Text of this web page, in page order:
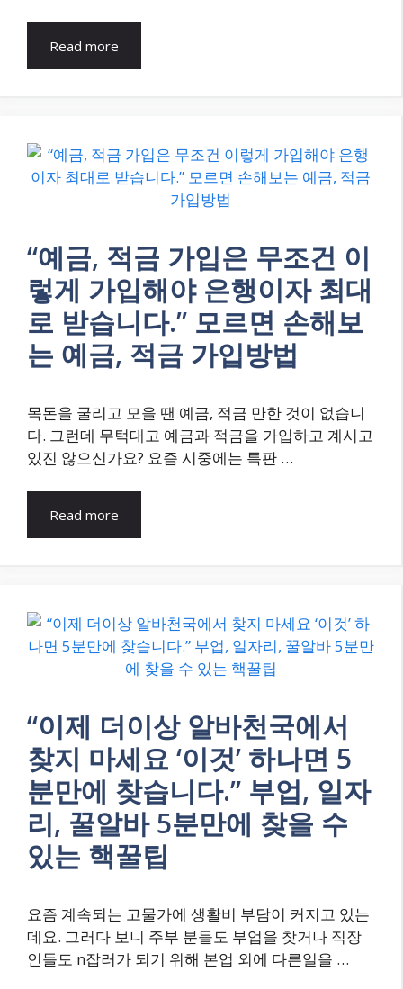
Read more
“예금, 적금 가입은 무조건 이
렇게 가입해야 은행이자 최대
로 받습니다.” 모르면 손해보
는 예금, 적금 가입방법
목돈을 굴리고 모을 땐 예금, 적금 만한 것이 없습니
다. 그런데 무턱대고 예금과 적금을 가입하고 계시고
있진 않으신가요? 요즘 시중에는 특판 …
Read more
“이제 더이상 알바천국에서
찾지 마세요 ‘이것’ 하나면 5
분만에 찾습니다.” 부업, 일자
리, 꿀알바 5분만에 찾을 수
있는 핵꿀팁
요즘 계속되는 고물가에 생활비 부담이 커지고 있는
데요. 그러다 보니 주부 분들도 부업을 찾거나 직장
인들도 n잡러가 되기 위해 본업 외에 다른일을 …